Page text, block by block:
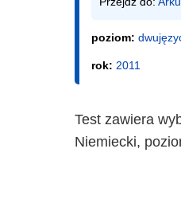
poziom:
rok: 2011
Test zawiera
Niemiecki,